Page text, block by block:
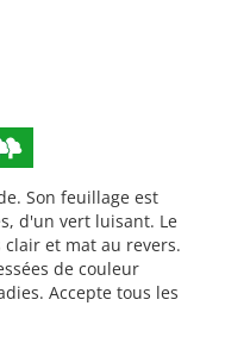
Son feuillage est
d'un vert luisant. Le
et mat au revers.
de couleur
Accepte tous les